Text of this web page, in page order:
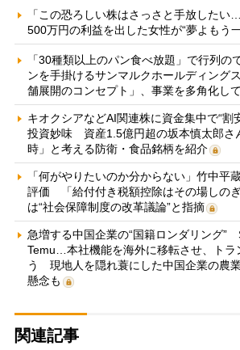
「この恐ろしい株はさっさと手放したい
500万円の利益を出した女性が“夢よもう
「30種類以上のパン食べ放題」で行列の
ンを手掛けるサンマルクホールディン
舗展開のコンセプト」、事業を多角化し
キオクシアなどAI関連株に資金集中で“割
投資妙味 資産1.5億円超の坂本慎太郎さ
時」と考える防衛・食品銘柄を紹介
「何がやりたいのか分からない」竹中平
評価 「給付付き税額控除はその場しの
は“社会保障制度の改革議論”と指摘
急増する中国企業の“国籍ロンダリング”
Temu…本社機能を海外に移転させ、トラ
う 現地人を隠れ蓑にした中国企業の農
懸念も
関連記事